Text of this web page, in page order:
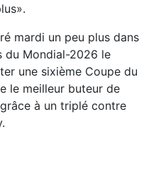
mardi un peu plus dans
du Mondial-2026 le
une sixième Coupe du
le meilleur buteur de
à un triplé contre